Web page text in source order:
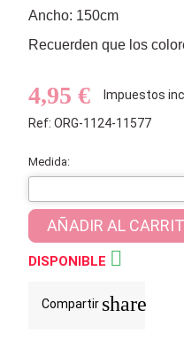
Ancho: 150cm
Recuerden que los
4,95 €
Impuestos
Ref: ORG-1124-11577
Medida:
AÑADIR AL
DISPONIBLE 
Compartir share